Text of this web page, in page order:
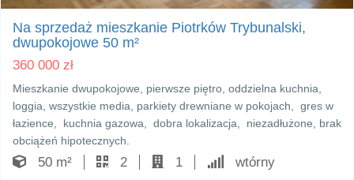
Na sprzedaż mieszkanie Piotrków Trybunalski,
dwupokojowe 50 m²
360 000 zł
Mieszkanie dwupokojowe, pierwsze piętro, oddzielna kuchnia,
loggia, wszystkie media, parkiety drewniane w pokojach, gres w
łazience, kuchnia gazowa, dobra lokalizacja, niezadłużone, brak
obciążeń hipotecznych.
50 m² 2 1 wtórny